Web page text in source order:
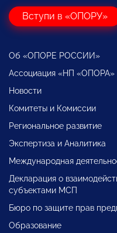
Вступи в «ОПОРУ»
Об «ОПОРЕ РОССИИ»
Ассоциация «НП «ОПОРА»
Новости
Комитеты и Комиссии
Региональное развитие
Экспертиза и Аналитика
Международная
Декларация о
субъектами МСП
Бюро по защите прав
Образование